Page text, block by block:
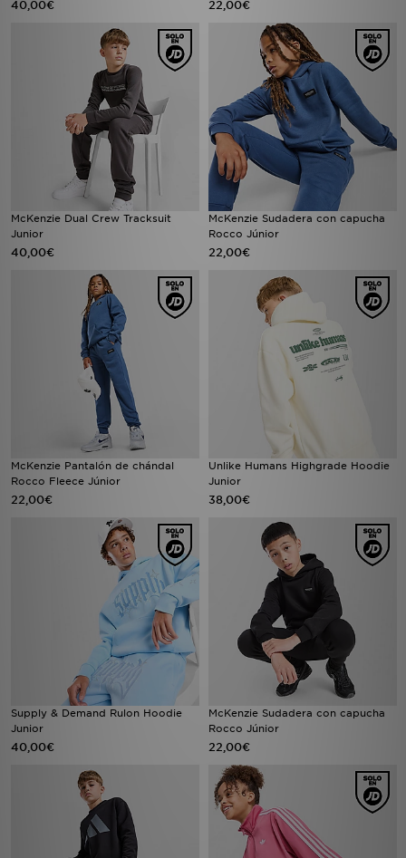
40,00€ 22,00€
McKenzie Dual Crew Tracksuit
Junior
40,00€
McKenzie Sudadera con capucha
Rocco Júnior
22,00€
McKenzie Pantalón de chándal
Rocco Fleece Júnior
22,00€
Unlike Humans Highgrade Hoodie
Junior
38,00€
Supply & Demand Rulon Hoodie
Junior
40,00€
McKenzie Sudadera con capucha
Rocco Júnior
22,00€